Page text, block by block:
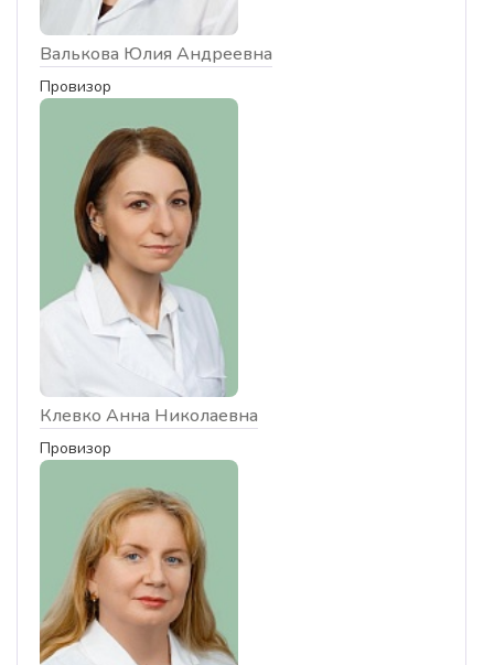
Валькова Юлия Андреевна
Провизор
Клевко Анна Николаевна
Провизор